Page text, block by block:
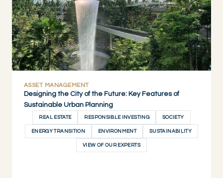
ASSET MANAGEMENT
Designing the City of the Future: Key Features of
Sustainable Urban Planning
REAL ESTATE RESPONSIBLE INVESTING SOCIETY
ENERGY TRANSITION ENVIRONMENT SUSTAINABILITY
VIEW OF OUR EXPERTS